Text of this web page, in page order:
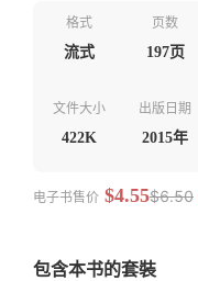
格式
流式
页数
197页
文件大小
422K
出版日期
2015年
电子书售价 $4.55$6.50
包含本书的套裝